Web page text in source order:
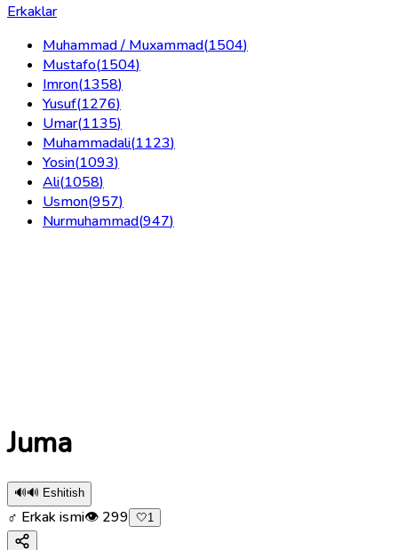
Erkaklar
Muhammad / Muxammad(1504)
Mustafo(1504)
Imron(1358)
Yusuf(1276)
Umar(1135)
Muhammadali(1123)
Yosin(1093)
Ali(1058)
Usmon(957)
Nurmuhammad(947)
Juma
🔊🔊 Eshitish
♂ Erkak ismi👁 299 🤍1